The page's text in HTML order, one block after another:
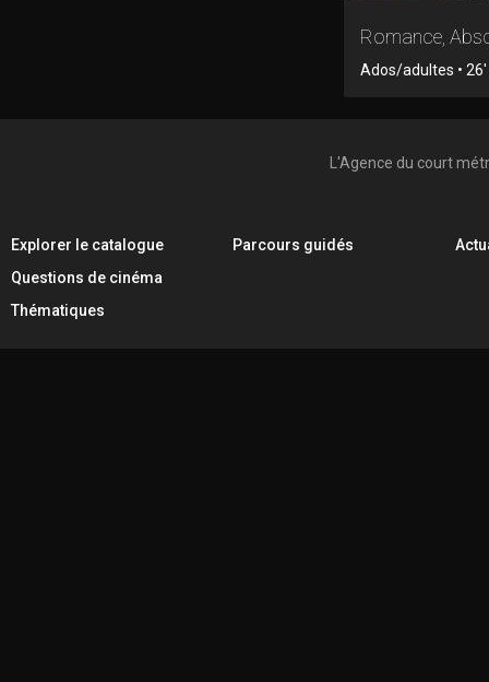
Romance,
Ados/adultes • 26'
L'Agence du court
Explorer le catalogue
Questions de cinéma
Thématiques
Parcours guidés